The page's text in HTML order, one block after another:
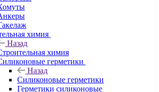
химия
Назад
химия
герметики
Назад
Силиконовые герметики
Герметики силиконовые